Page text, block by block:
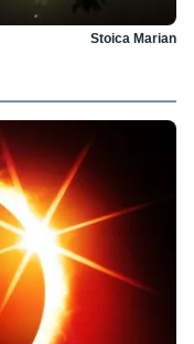
Stoica Marian